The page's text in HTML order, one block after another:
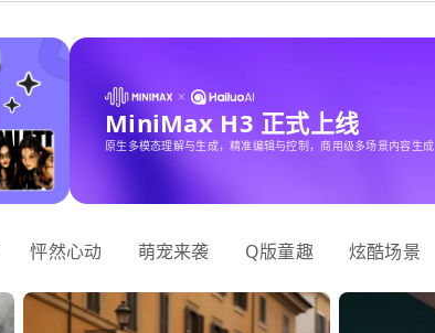
MiniMax H3 正式上线
原生多模态理解与生成，精准编辑与控制，商用级多场景内容生成
怦然心动 萌宠来袭 Q版童趣 炫酷场景